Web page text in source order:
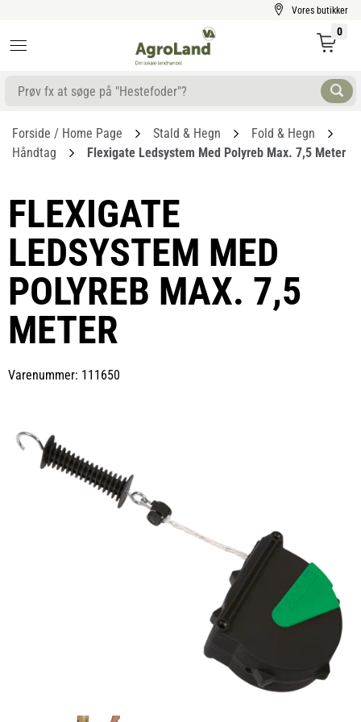
Vores butikker
0
Forside / Home Page Stald & Hegn
Fold & Hegn
Håndtag
Flexigate Ledsystem Med Polyreb Max. 7,5 Meter
FLEXIGATE
LEDSYSTEM MED
POLYREB MAX. 7,5
METER
Varenummer: 111650